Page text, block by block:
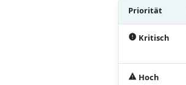
Priorität
Kritisch
Hoch